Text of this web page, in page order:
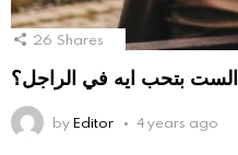
26 Shares
الست بتحب ايه في الراجل؟
byEditor 4 years ago